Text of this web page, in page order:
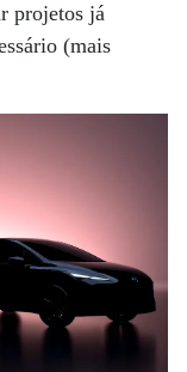
projetos já
(mais